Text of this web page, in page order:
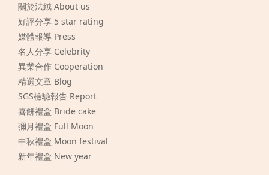
關於法絨 About us
好評分享 5 star rating
媒體報導 Press
名人分享 Celebrity
異業合作 Cooperation
精選文章 Blog
SGS檢驗報告 Report
喜餅禮盒 Bride cake
彌月禮盒 Full Moon
中秋禮盒 Moon festival
新年禮盒 New year